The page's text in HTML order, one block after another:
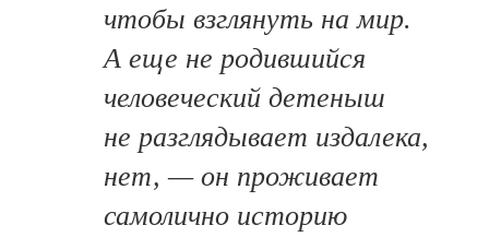
чтобы взглянуть на мир.
А еще не родившийся
человеческий детеныш
не разглядывает издалека,
нет, — он проживает
самолично историю